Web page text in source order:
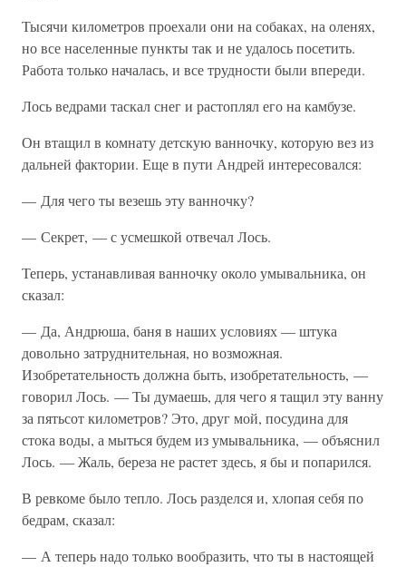
Тысячи километров проехали они на собаках, на оленях,
но все населенные пункты так и не удалось посетить.
Работа только началась, и все трудности были впереди.
Лось ведрами таскал снег и растоплял его на камбузе.
Он втащил в комнату детскую ванночку, которую вез из
дальней фактории. Еще в пути Андрей интересовался:
— Для чего ты везешь эту ванночку?
— Секрет, — с усмешкой отвечал Лось.
Теперь, устанавливая ванночку около умывальника, он
сказал:
— Да, Андрюша, баня в наших условиях — штука
довольно затруднительная, но возможная.
Изобретательность должна быть, изобретательность, —
говорил Лось. — Ты думаешь, для чего я тащил эту ванну
за пятьсот километров? Это, друг мой, посудина для
стока воды, а мыться будем из умывальника, — объяснил
Лось. — Жаль, береза не растет здесь, я бы и попарился.
В ревкоме было тепло. Лось разделся и, хлопая себя по
бедрам, сказал:
— А теперь надо только вообразить, что ты в настоящей